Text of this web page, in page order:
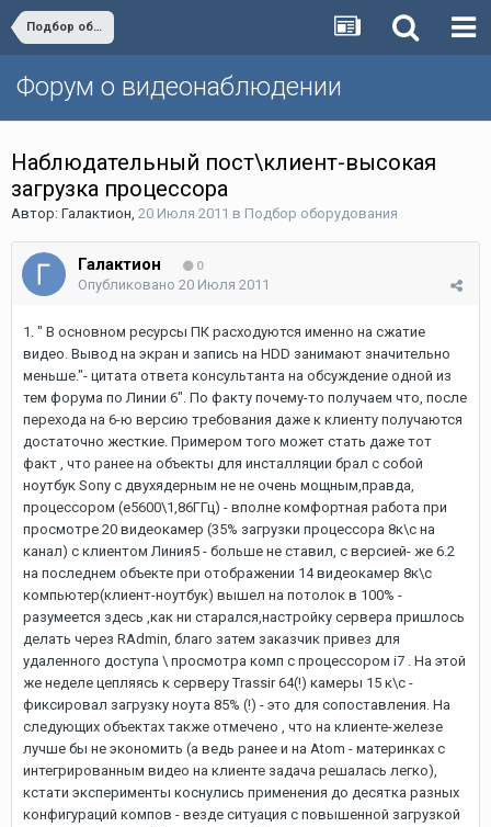
Подбор оборудования
Форум о видеонаблюдении
Наблюдательный пост\клиент-высокая
загрузка процессора
Автор: Галактион, 20 Июля 2011 в Подбор оборудования
Галактион 0
Опубликовано 20 Июля 2011
1. " В основном ресурсы ПК расходуются именно на сжатие
видео. Вывод на экран и запись на HDD занимают значительно
меньше."- цитата ответа консультанта на обсуждение одной из
тем форума по Линии 6". По факту почему-то получаем что, после
перехода на 6-ю версию требования даже к клиенту получаются
достаточно жесткие. Примером того может стать даже тот
факт , что ранее на объекты для инсталляции брал с собой
ноутбук Sony с двухядерным не не очень мощным,правда,
процессором (е5600\1,86ГГц) - вполне комфортная работа при
просмотре 20 видеокамер (35% загрузки процессора 8к\с на
канал) с клиентом Линия5 - больше не ставил, с версией- же 6.2
на последнем объекте при отображении 14 видеокамер 8к\с
компьютер(клиент-ноутбук) вышел на потолок в 100% -
разумеется здесь ,как ни старался,настройку сервера пришлось
делать через RAdmin, благо затем заказчик привез для
удаленного доступа \ просмотра комп с процессором i7 . На этой
же неделе цепляясь к серверу Trassir 64(!) камеры 15 к\с -
фиксировал загрузку ноута 85% (!) - это для сопоставления. На
следующих объектах также отмечено , что на клиенте-железе
лучше бы не экономить (а ведь ранее и на Atom - материнках с
интегрированным видео на клиенте задача решалась легко),
кстати эксперименты коснулись применения до десятка разных
конфигураций компов - везде ситуация с повышенной загрузкой